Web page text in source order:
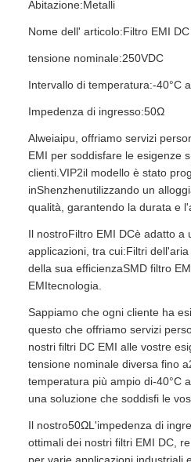
Abitazione:Metalli
Nome dell' articolo:Filtro EMI DC
tensione nominale:250VDC
Intervallo di temperatura:-40°C
Impedenza di ingresso:50Ω
Alweiaipu , offriamo servizi
EMI per soddisfare le esigenze
clienti. VIP2il modello è stato
inShenzhenutilizzando un
qualità, garantendo la durata e
Il nostroFiltro EMI DCè adatto a
applicazioni, tra cui:Filtri
della sua efficienzaSMD filtro
EMItecnologia.
Sappiamo che ogni cliente ha
questo che offriamo servizi
nostri filtri DC EMI alle vostre
tensione nominale diversa fino a
temperatura più ampio di-40°C
una soluzione che soddisfi le
Il nostro50ΩL'impedenza di
ottimali dei nostri filtri EMI DC,